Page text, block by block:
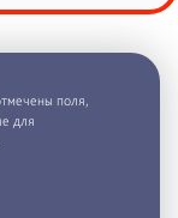
поля,
для